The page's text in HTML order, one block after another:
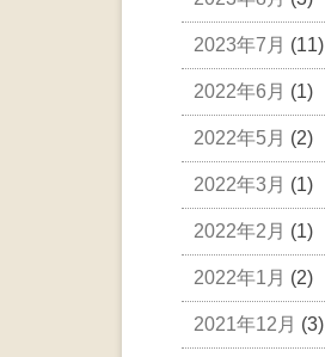
2023年7月 (11)
2022年6月 (1)
2022年5月 (2)
2022年3月 (1)
2022年2月 (1)
2022年1月 (2)
2021年12月 (3)